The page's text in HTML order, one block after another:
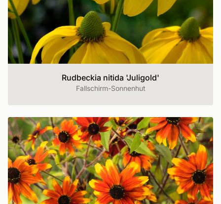
Rudbeckia nitida 'Juligold'
Fallschirm-Sonnenhut